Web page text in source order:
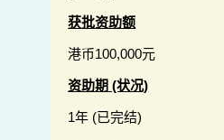
获批资助额
港币100,000元
资助期 (状况)
1年 (已完结)